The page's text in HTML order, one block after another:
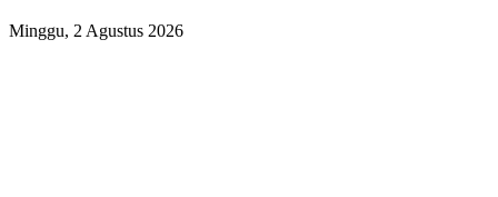
Minggu, 2 Agustus 2026